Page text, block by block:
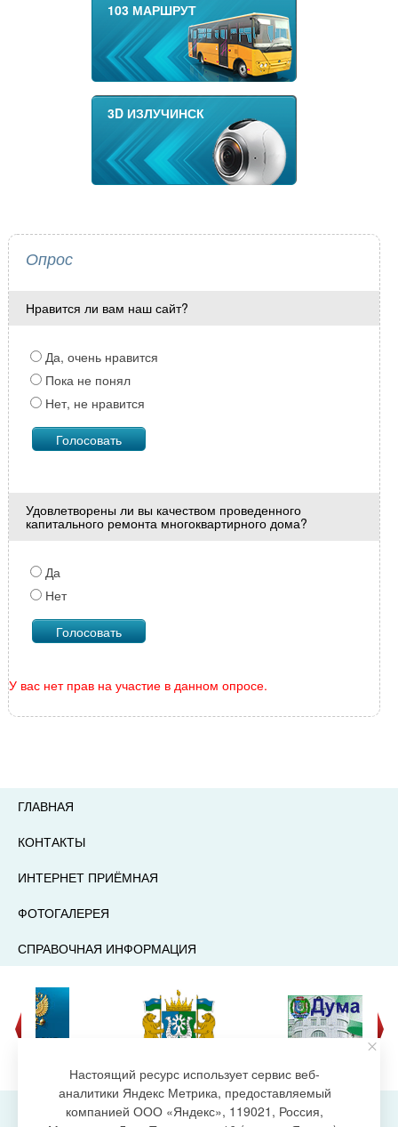
103 МАРШРУТ
3D ИЗЛУЧИНСК
Опрос
Нравится ли вам наш сайт?
Да, очень нравится
Пока не понял
Нет, не нравится
Удовлетворены ли вы качеством проведенного
капитального ремонта многоквартирного дома?
Да
Нет
У вас нет прав на участие в данном опросе.
ГЛАВНАЯ
КОНТАКТЫ
ИНТЕРНЕТ ПРИЁМНАЯ
ФОТОГАЛЕРЕЯ
СПРАВОЧНАЯ ИНФОРМАЦИЯ
Настоящий ресурс использует сервис веб-
аналитики Яндекс Метрика, предоставляемый
компанией ООО «Яндекс», 119021, Россия,